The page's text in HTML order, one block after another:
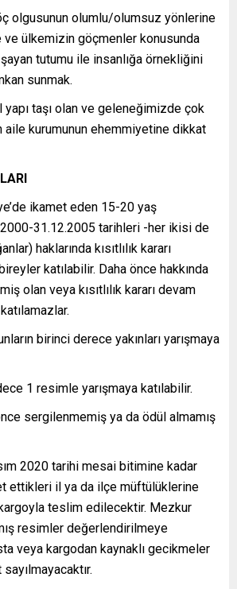
olgusunun olumlu/olumsuz yönlerine
ülkemizin göçmenler konusunda
tutumu ile insanlığa örnekliğini
sunmak.
yapı taşı olan ve geleneğimizde çok
aile kurumunun ehemmiyetine dikkat
ikamet eden 15-20 yaş
31.12.2005 tarihleri -her ikisi de
haklarında kısıtlılık kararı
katılabilir. Daha önce hakkında
olan veya kısıtlılık kararı devam
birinci derece yakınları yarışmaya
1 resimle yarışmaya katılabilir.
sergilenmemiş ya da ödül almamış
2020 tarihi mesai bitimine kadar
ettikleri il ya da ilçe müftülüklerine
teslim edilecektir. Mezkur
resimler değerlendirilmeye
veya kargodan kaynaklı gecikmeler